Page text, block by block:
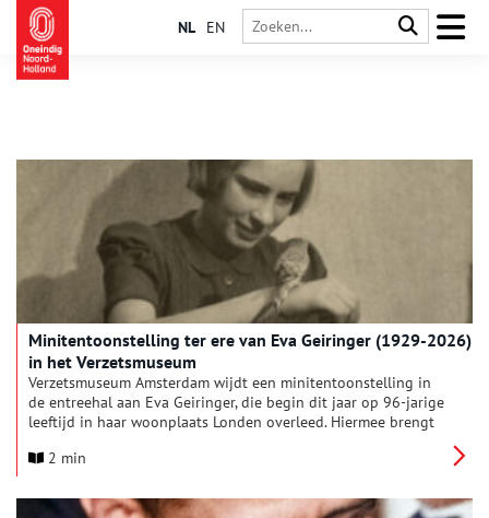
NL EN
Minitentoonstelling ter ere van Eva Geiringer (1929-2026)
in het Verzetsmuseum
Verzetsmuseum Amsterdam wijdt een minitentoonstelling in
de entreehal aan Eva Geiringer, die begin dit jaar op 96-jarige
leeftijd in haar woonplaats Londen overleed. Hiermee brengt
onvermoeibare inzet om de herinnering aan haar vader en
2 min